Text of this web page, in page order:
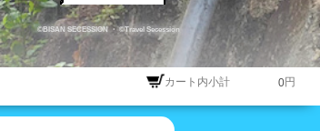
©BISAN SECESSION・ ©Travel Secession
カート内小計 円